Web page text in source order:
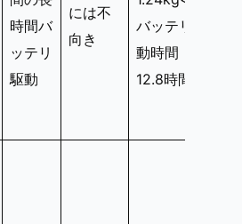
時間バ
ッテリ
駆動
には不
向き
バッテリ駆
動時間：約
12.8時間